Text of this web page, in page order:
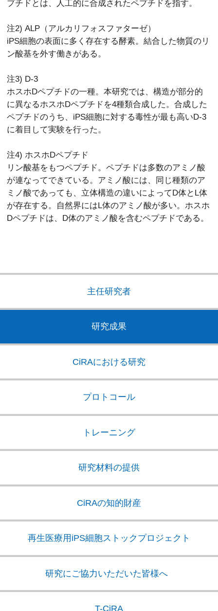
プチドとは、人工的に合成されたペプチドを指す。
注2) ALP（アルカリフォスファターゼ）
iPS細胞の表面に多く存在する酵素。結合した物質のリ
ン酸基を外す働きがある。
注3) D-3
ホスホDペプチドの一種。本研究では、構造が部分的
に異なるホスホDペプチドを4種類合成した。合成した
ペプチドのうち、iPS細胞に対する毒性が最も高いD-3
に着目して実験を行った。
注4) ホスホDペプチド
リン酸基をもつペプチド。ペプチドは多数のアミノ酸
が連なってできている。アミノ酸には、同じ種類のア
ミノ酸であっても、立体構造の違いによってD体とL体
が存在する。自然界にはL体のアミノ酸が多い。ホスホ
Dペプチドは、D体のアミノ酸を含むペプチドである。
主任研究者
研究成果
CiRAにおける研究
プロトコール
トレーニング
研究材料の提供
CiRAの知的財産
再生医療用iPS細胞ストックプロジェクト
研究にご協力いただいた皆様へ
T-CiRA